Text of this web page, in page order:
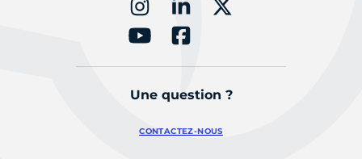
Une question ?
CONTACTEZ-NOUS